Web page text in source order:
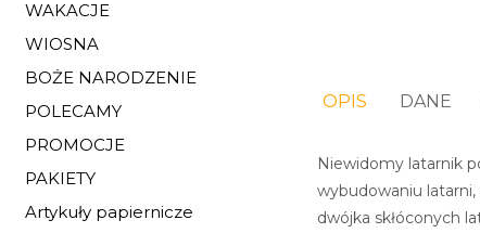
WAKACJE
WIOSNA
BOŻE NARODZENIE
POLECAMY
PROMOCJE
PAKIETY
Artykuły papiernicze
OPIS DANE
Niewidomy latarnik
wybudowaniu
dwójka skłóconych